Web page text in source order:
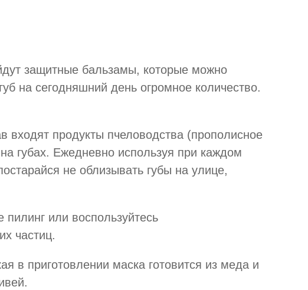
защитные бальзамы, которые можно
на сегодняшний день огромное количество.
входят продукты пчеловодства (прополисное
губах. Ежедневно используя при каждом
не облизывать губы на улице,
или воспользуйтесь
частиц.
в приготовлении маска готовится из меда и